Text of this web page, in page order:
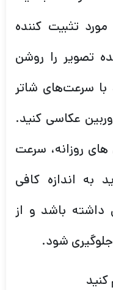
تثبیت کننده
تصویر را روشن
با سرعت‌های شاتر
عکاسی کنید.
های روزانه، سرعت
ثانیه باید به اندازه کافی
داشته باشد و از
شود.